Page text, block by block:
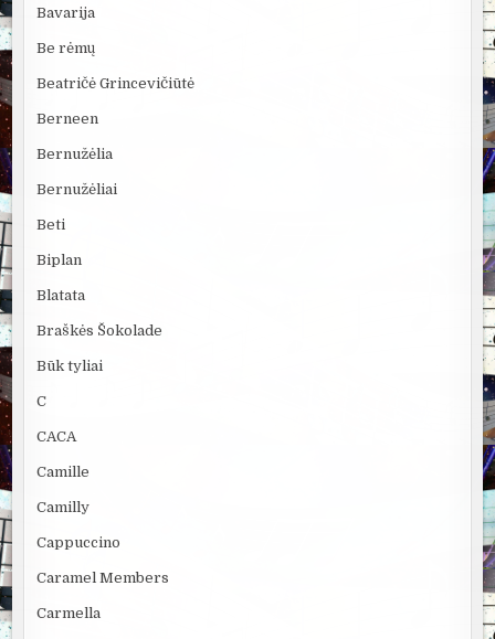
Bavarija
Be rėmų
Beatričė Grincevičiūtė
Berneen
Bernužėlia
Bernužėliai
Beti
Biplan
Blatata
Braškės Šokolade
Būk tyliai
C
CACA
Camille
Camilly
Cappuccino
Caramel Members
Carmella